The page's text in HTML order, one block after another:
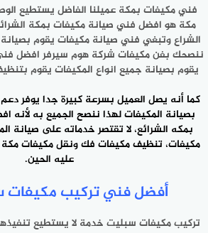
فني مكيفات بمكة عميلنا الفاضل يستطيع
مكة هو افضل فني صيانة مكيفات بمكة
الشراع وتبغي فني صيانة مكيفات يقوم
ننصحك بفن مكيفات شركة هوم سيرفر افضل
يقوم بصيانة جميع انواع المكيفات يقوم
بصيانة المكيفات لهذا ننصح الجميع به لأنه
بمكه الشرائع، لا تقتصر خدماته على صيانة
مكيفات، تنظيف مكيفات فك ونقل مكيفات مكة
عليه الحين.
أفضل فني تركيب
تركيب مكيفات سبليت خدمة لا يستطيع